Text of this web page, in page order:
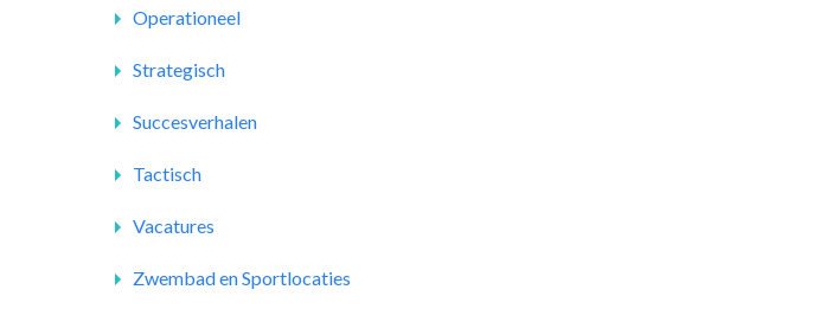
Operationeel
Strategisch
Succesverhalen
Tactisch
Vacatures
Zwembad en Sportlocaties